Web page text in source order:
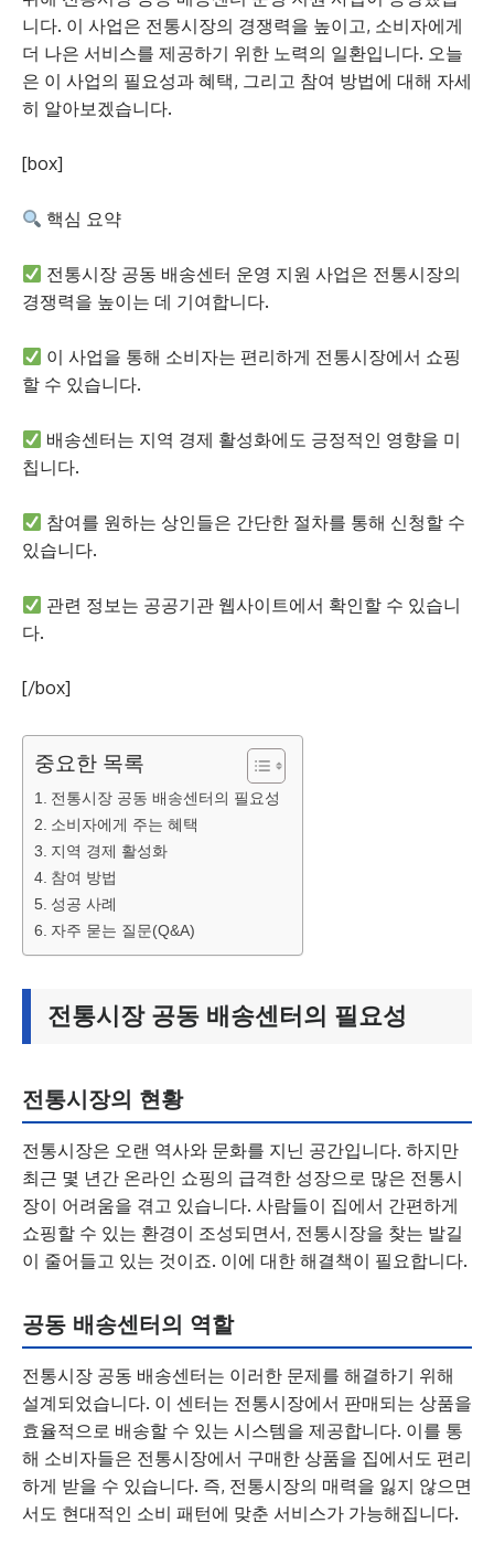
니다. 이 사업은 전통시장의 경쟁력을 높이고, 소비자에게
더 나은 서비스를 제공하기 위한 노력의 일환입니다. 오늘
은 이 사업의 필요성과 혜택, 그리고 참여 방법에 대해 자세
히 알아보겠습니다.
[box]
핵심 요약
전통시장 공동 배송센터 운영 지원 사업은 전통시장의
경쟁력을 높이는 데 기여합니다.
이 사업을 통해 소비자는 편리하게 전통시장에서 쇼핑
할 수 있습니다.
배송센터는 지역 경제 활성화에도 긍정적인 영향을 미
칩니다.
참여를 원하는 상인들은 간단한 절차를 통해 신청할 수
있습니다.
관련 정보는 공공기관 웹사이트에서 확인할 수 있습니
다.
[/box]
중요한 목록
전통시장 공동 배송센터의 필요성
소비자에게 주는 혜택
지역 경제 활성화
참여 방법
성공 사례
자주 묻는 질문(Q&A)
전통시장 공동 배송센터의 필요성
전통시장의 현황
전통시장은 오랜 역사와 문화를 지닌 공간입니다. 하지만
최근 몇 년간 온라인 쇼핑의 급격한 성장으로 많은 전통시
장이 어려움을 겪고 있습니다. 사람들이 집에서 간편하게
쇼핑할 수 있는 환경이 조성되면서, 전통시장을 찾는 발길
이 줄어들고 있는 것이죠. 이에 대한 해결책이 필요합니다.
공동 배송센터의 역할
전통시장 공동 배송센터는 이러한 문제를 해결하기 위해
설계되었습니다. 이 센터는 전통시장에서 판매되는 상품을
효율적으로 배송할 수 있는 시스템을 제공합니다. 이를 통
해 소비자들은 전통시장에서 구매한 상품을 집에서도 편리
하게 받을 수 있습니다. 즉, 전통시장의 매력을 잃지 않으면
서도 현대적인 소비 패턴에 맞춘 서비스가 가능해집니다.